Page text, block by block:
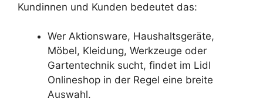
Kundinnen und Kunden bedeutet das:
Wer Aktionsware, Haushaltsgeräte,
Möbel, Kleidung, Werkzeuge oder
Gartentechnik sucht, findet im Lidl
Onlineshop in der Regel eine breite
Auswahl.